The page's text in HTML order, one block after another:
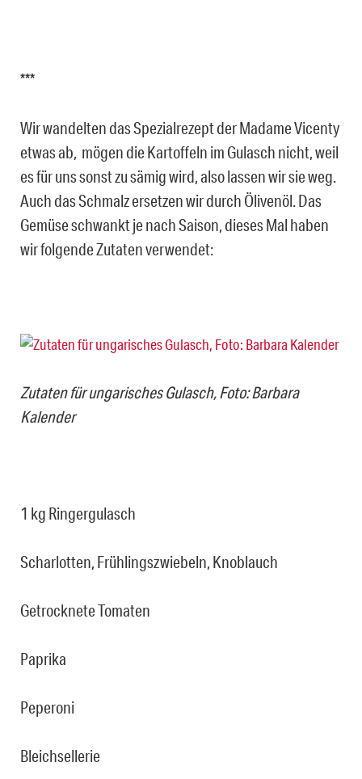
***
Wir wandelten das Spezialrezept der Madame Vicenty
etwas ab, mögen die Kartoffeln im Gulasch nicht, weil
es für uns sonst zu sämig wird, also lassen wir sie weg.
Auch das Schmalz ersetzen wir durch Ölivenöl. Das
Gemüse schwankt je nach Saison, dieses Mal haben
wir folgende Zutaten verwendet:
Zutaten für ungarisches Gulasch, Foto: Barbara
Kalender
1 kg Ringergulasch
Scharlotten, Frühlingszwiebeln, Knoblauch
Getrocknete Tomaten
Paprika
Peperoni
Bleichsellerie